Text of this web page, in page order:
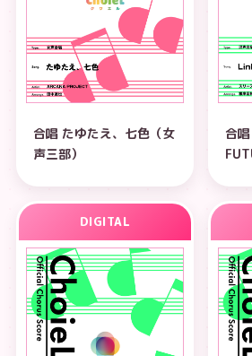
合唱 たゆたえ、七色（女
声三部）
合
DIGITAL